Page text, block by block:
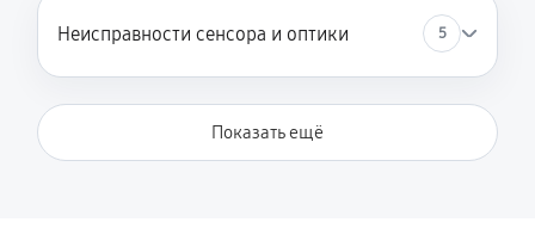
Неисправности сенсора и оптики 5
Показать ещё